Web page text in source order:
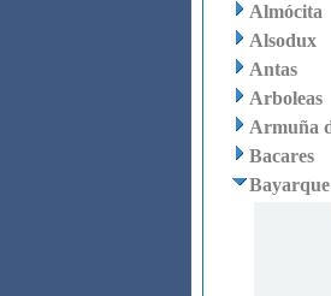
Almócita
Alsodux
Antas
Arboleas
Armuña
Bacares
Bayarque